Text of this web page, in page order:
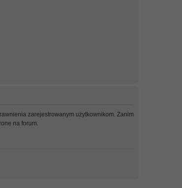
zarejestrowanym użytkownikom. Zanim
na forum.